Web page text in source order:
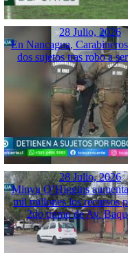
28 Julio, 2026
En Nancagua,
dos sujetos tras robo a
28 Julio, 2026
Minvu O’Higgins
mil millones los recursos
2do tramo de Av.